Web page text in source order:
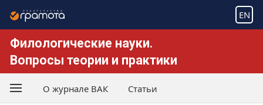
EN
Филологические науки.
Вопросы теории и практики
О журнале ВАК Статьи